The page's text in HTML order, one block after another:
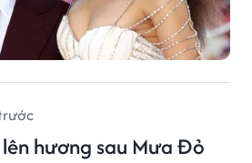
hương sau Mưa Đỏ